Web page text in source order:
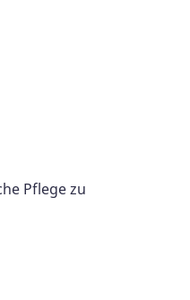
Pflege zu